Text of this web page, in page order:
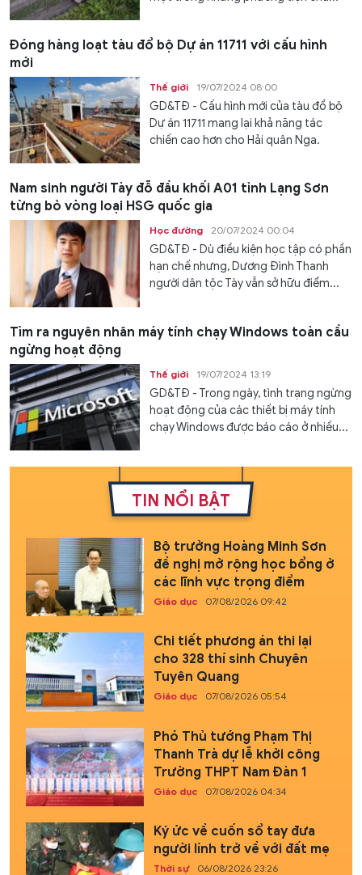
Đóng hàng loạt tàu đổ bộ Dự án 11711 với cấu hình
mới
Thế giới 19/07/2024 08:00
GD&TĐ - Cấu hình mới của tàu đổ bộ
Dự án 11711 mang lại khả năng tác
chiến cao hơn cho Hải quân Nga.
Nam sinh người Tày đỗ đầu khối A01 tỉnh Lạng Sơn
từng bỏ vòng loại HSG quốc gia
Học đường 20/07/2024 00:04
GD&TĐ - Dù điều kiện học tập có phần
hạn chế nhưng, Dương Đình Thanh
người dân tộc Tày vẫn sở hữu điểm...
Tìm ra nguyên nhân máy tính chạy Windows toàn cầu
ngừng hoạt động
Thế giới 19/07/2024 13:19
GD&TĐ - Trong ngày, tình trạng ngừng
hoạt động của các thiết bị máy tính
chạy Windows được báo cáo ở nhiều...
TIN NỔI BẬT
Bộ trưởng Hoàng Minh Sơn
đề nghị mở rộng học bổng ở
các lĩnh vực trọng điểm
Giáo dục 07/08/2026 09:42
Chi tiết phương án thi lại
cho 328 thí sinh Chuyên
Tuyên Quang
Giáo dục 07/08/2026 05:54
Phó Thủ tướng Phạm Thị
Thanh Trà dự lễ khởi công
Trường THPT Nam Đàn 1
Giáo dục 07/08/2026 04:34
Ký ức về cuốn sổ tay đưa
người lính trở về với đất mẹ
Thời sự 06/08/2026 23:26